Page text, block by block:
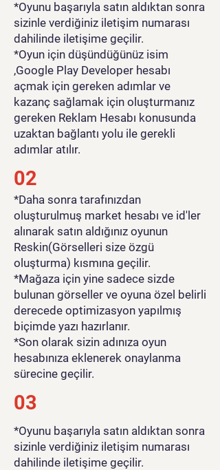
*Oyunu başarıyla satın aldıktan sonra
sizinle verdiğiniz iletişim numarası
dahilinde iletişime geçilir.
*Oyun için düşündüğünüz isim
,Google Play Developer hesabı
açmak için gereken adımlar ve
kazanç sağlamak için oluşturmanız
gereken Reklam Hesabı konusunda
uzaktan bağlantı yolu ile gerekli
adımlar atılır.
02
*Daha sonra tarafınızdan
oluşturulmuş market hesabı ve id'ler
alınarak satın aldığınız oyunun
Reskin(Görselleri size özgü
oluşturma) kısmına geçilir.
*Mağaza için yine sadece sizde
bulunan görseller ve oyuna özel belirli
derecede optimizasyon yapılmış
biçimde yazı hazırlanır.
*Son olarak sizin adınıza oyun
hesabınıza eklenerek onaylanma
sürecine geçilir.
03
*Oyunu başarıyla satın aldıktan sonra
sizinle verdiğiniz iletişim numarası
dahilinde iletişime geçilir.